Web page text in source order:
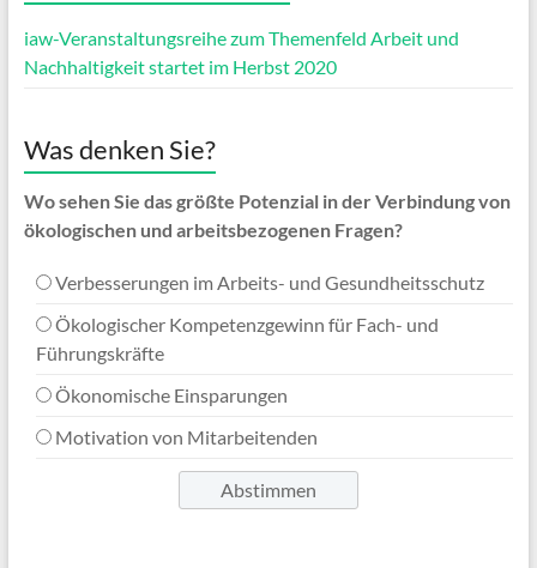
iaw-Veranstaltungsreihe zum Themenfeld Arbeit und
Nachhaltigkeit startet im Herbst 2020
Was denken Sie?
Wo sehen Sie das größte Potenzial in der Verbindung von
ökologischen und arbeitsbezogenen Fragen?
Verbesserungen im Arbeits- und Gesundheitsschutz
Ökologischer Kompetenzgewinn für Fach- und
Führungskräfte
Ökonomische Einsparungen
Motivation von Mitarbeitenden